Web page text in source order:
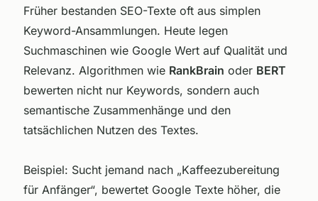
Früher bestanden SEO-Texte oft aus simplen
Keyword-Ansammlungen. Heute legen
Suchmaschinen wie Google Wert auf Qualität und
Relevanz. Algorithmen wie RankBrain oder BERT
bewerten nicht nur Keywords, sondern auch
semantische Zusammenhänge und den
tatsächlichen Nutzen des Textes.
Beispiel: Sucht jemand nach „Kaffeezubereitung
für Anfänger“, bewertet Google Texte höher, die